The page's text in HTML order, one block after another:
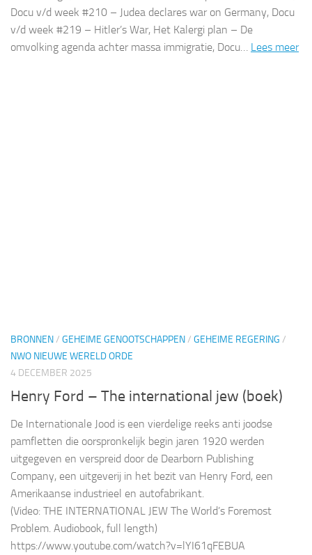
Docu v/d week #210 – Judea declares war on Germany, Docu
v/d week #219 – Hitler’s War, Het Kalergi plan – De
omvolking agenda achter massa immigratie, Docu… Lees meer
BRONNEN/ GEHEIME GENOOTSCHAPPEN/ GEHEIME REGERING /
NWO NIEUWE WERELD ORDE
4 DECEMBER 2025
Henry Ford – The international jew (boek)
De Internationale Jood is een vierdelige reeks anti joodse
pamfletten die oorspronkelijk begin jaren 1920 werden
uitgegeven en verspreid door de Dearborn Publishing
Company, een uitgeverij in het bezit van Henry Ford, een
Amerikaanse industrieel en autofabrikant.
(Video: THE INTERNATIONAL JEW The World’s Foremost
Problem. Audiobook, full length)
https://www.youtube.com/watch?v=lYI61qFEBUA